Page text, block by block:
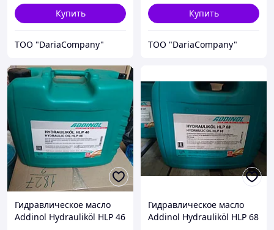
Купить
TOO "DariaCompany"
Купить
TOO "DariaCompany"
Гидравлическое масло
Addinol Hydrauliköl HLP 46
Гидравлическое масло
Addinol Hydrauliköl HLP 68